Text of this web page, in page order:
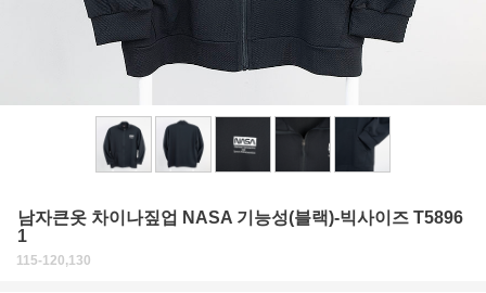
남자큰옷 차이나짚업 NASA 기능성(블랙)-빅사이즈 T5896
1
115-120,130